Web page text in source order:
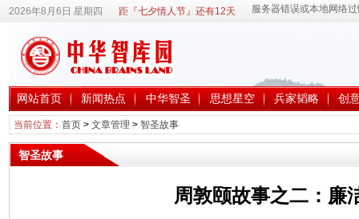
2026年8月6日 星期四 距『七夕情人节』还有12天
网站首页 新闻热点 中华智圣 思想星空 兵家韬略 创
当前位置： 首页> 文章管理 > 智圣故事
智圣故事
周敦颐故事之二：廉